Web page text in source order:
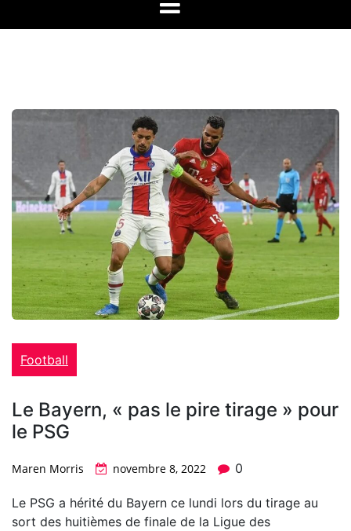
Football
Le Bayern, « pas le pire tirage » pour
le PSG
Maren Morris novembre 8, 2022 0
Le PSG a hérité du Bayern ce lundi lors du tirage au
sort des huitièmes de finale de la Ligue des